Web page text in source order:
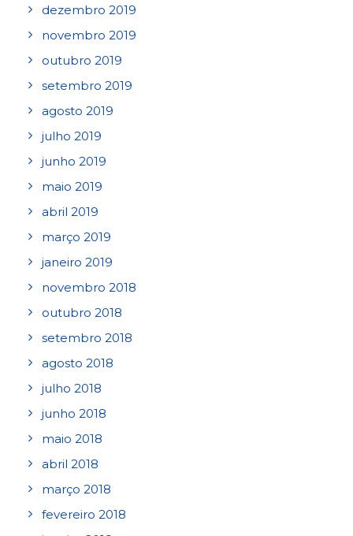
dezembro 2019
novembro 2019
outubro 2019
setembro 2019
agosto 2019
julho 2019
junho 2019
maio 2019
abril 2019
março 2019
janeiro 2019
novembro 2018
outubro 2018
setembro 2018
agosto 2018
julho 2018
junho 2018
maio 2018
abril 2018
março 2018
fevereiro 2018